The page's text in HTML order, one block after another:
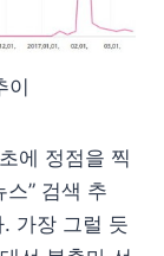
이
에 정점을 찍
” 검색 추
가장 그럴 듯